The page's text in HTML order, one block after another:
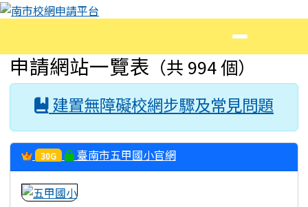
跳至主內容區
南市校網申請平台
主內容區域
申請網站一覽表 （共 994 個）
建置無障礙校網步驟及常見問題
30G 臺南市五甲國小官網
頁尾區域